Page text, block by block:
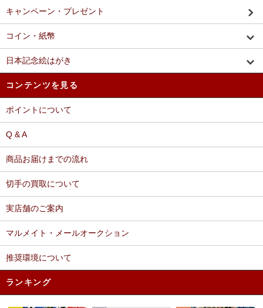
キャンペーン・プレゼント
コイン・紙幣
日本記念絵はがき
コンテンツを見る
ポイントについて
Q & A
商品お届けまでの流れ
切手の買取について
実店舗のご案内
マルメイト・メールオークション
推奨環境について
ランキング